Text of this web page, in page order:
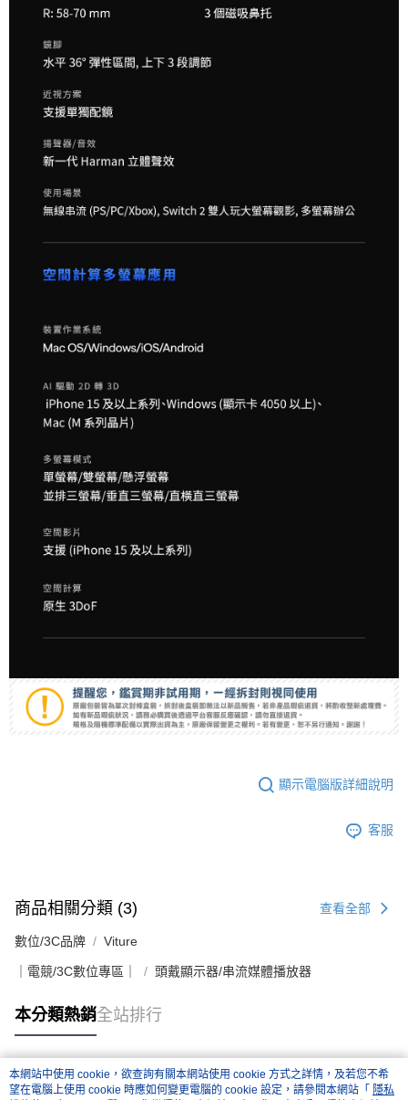
顯示電腦版詳細說明
客服
商品相關分類 (3) 查看全部
數位/3C品牌 Viture
｜電競/3C數位專區｜ 頭戴顯示器/串流媒體播放器
本分類熱銷全站排行
熱門標籤
本網站中使用 cookie，欲查詢有關本網站使用 cookie 方式之詳情，及若您不希
望在電腦上使用 cookie 時應如何變更電腦的 cookie 設定，請參閱本網站「 隱私